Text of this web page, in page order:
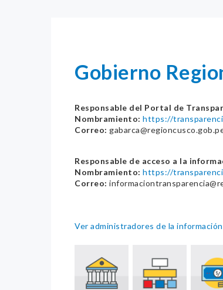
Gobierno
Responsable del Portal de
Nombramiento: https://
Correo:
Responsable de acceso a la
Nombramiento: https://
Correo:
Ver administradores de la información